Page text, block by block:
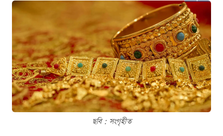
ছবি : সংগৃহীত